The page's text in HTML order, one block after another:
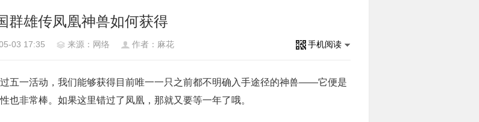
群雄传凤凰神兽如何获得
03 17:35 来源：网络 作者：麻花 手机阅读
五一活动，我们能够获得目前唯一一只之前都不明确入手途径的神兽——它便是
也非常棒。如果这里错过了凤凰，那就又要等一年了哦。